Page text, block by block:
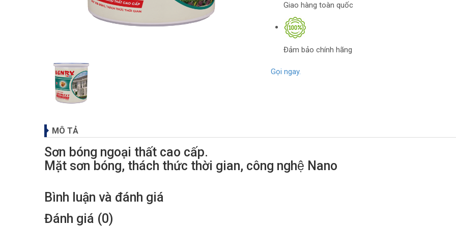
Giao hàng toàn quốc
Đảm bảo chính hãng
Gọi ngay.
MÔ TẢ
Sơn bóng ngoại thất cao cấp.
Mặt sơn bóng, thách thức thời gian, công nghệ Nano
Bình luận và đánh giá
Đánh giá (0)